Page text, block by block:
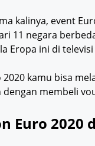
kalinya, event
11 negara
Eropa ini di
kamu bisa
membeli
Euro 2020